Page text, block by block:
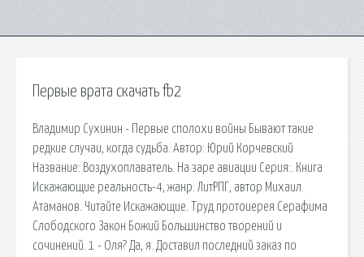
Первые врата скачать fb2
Владимир Сухинин - Первые сполохи войны Бывают такие
редкие случаи, когда судьба. Автор: Юрий Корчевский
Название: Воздухоплаватель. На заре авиации Серия:. Книга
Искажающие реальность-4, жанр: ЛитРПГ, автор Михаил
Атаманов. Читайте Искажающие. Труд протоиерея Серафима
Слободского Закон Божий Большинство творений и
сочинений. 1 - Оля? Да, я. Доставил последний заказ по